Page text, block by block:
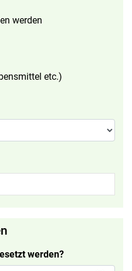
werden
etc.)
werden?